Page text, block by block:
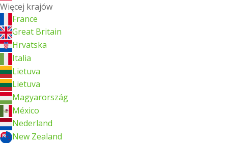
Więcej krajów
France
Great Britain
Hrvatska
Italia
Lietuva
Lietuva
Magyarország
México
Nederland
New Zealand